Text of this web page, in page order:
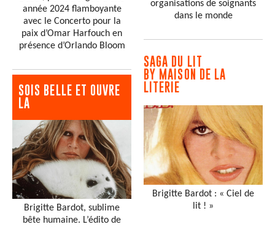
année 2024 flamboyante
avec le Concerto pour la
paix d’Omar Harfouch en
présence d’Orlando Bloom
SOIS BELLE ET OUVRE
LA
Brigitte Bardot, sublime
bête humaine. L’édito de
organisations de soignants
dans le monde
SAGA DU LIT
BY MAISON DE LA
LITERIE
Brigitte Bardot : « Ciel de
lit ! »